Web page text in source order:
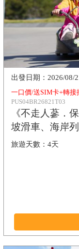
一口價/送SIM卡+轉接
PUS04BR26821T03
《不走人蔘．
坡滑車、海岸
4天
2026/08/